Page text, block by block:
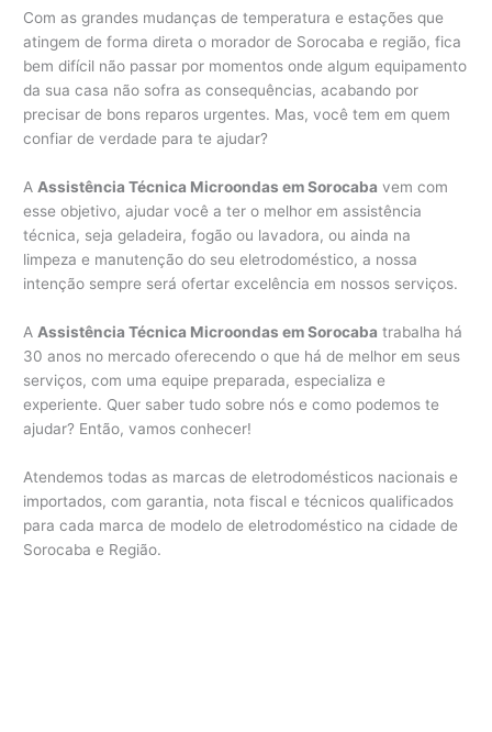
Com as grandes mudanças de temperatura e estações que
atingem de forma direta o morador de Sorocaba e região, fica
bem difícil não passar por momentos onde algum equipamento
da sua casa não sofra as consequências, acabando por
precisar de bons reparos urgentes. Mas, você tem em quem
confiar de verdade para te ajudar?
A Assistência Técnica Microondas em Sorocaba vem com
esse objetivo, ajudar você a ter o melhor em assistência
técnica, seja geladeira, fogão ou lavadora, ou ainda na
limpeza e manutenção do seu eletrodoméstico, a nossa
intenção sempre será ofertar excelência em nossos serviços.
A Assistência Técnica Microondas em Sorocaba trabalha há
30 anos no mercado oferecendo o que há de melhor em seus
serviços, com uma equipe preparada, especializa e
experiente. Quer saber tudo sobre nós e como podemos te
ajudar? Então, vamos conhecer!
Atendemos todas as marcas de eletrodomésticos nacionais e
importados, com garantia, nota fiscal e técnicos qualificados
para cada marca de modelo de eletrodoméstico na cidade de
Sorocaba e Região.